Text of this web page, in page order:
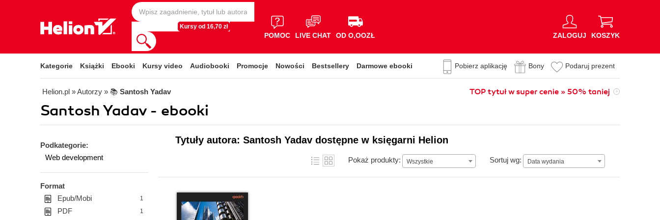
Kursy od 16,70 zł
POMOC LIVE CHAT OD O,OOZŁ ZALOGUJ KOSZYK
Kategorie Książki Ebooki Kursy video Audiobooki Promocje Nowości Bestsellery Darmowe ebooki Pobierz aplikację Bony Podaruj prezent
Helion.pl » Autorzy » 📚 Santosh Yadav TOP tytuł w super cenie » 50% taniej
Santosh Yadav - ebooki
Podkategorie:
Web development
Format
Epub/Mobi
1
PDF 1
Tytuły autora: Santosh Yadav dostępne w księgarni Helion
Pokaż produkty: Wszystkie Sortuj wg: Data wydania
Data wydania